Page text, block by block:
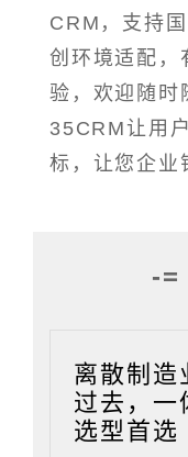
CRM，支持
创环境适配，
验，欢迎随时
35CRM让用
标，让您企业
-=
离散制造
过去，一
选型首选